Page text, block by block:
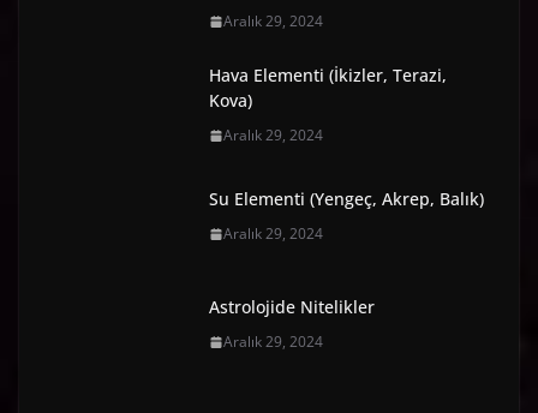
Aralık 29, 2024
Hava Elementi (İkizler, Terazi,
Kova)
Aralık 29, 2024
Su Elementi (Yengeç, Akrep, Balık)
Aralık 29, 2024
Astrolojide Nitelikler
Aralık 29, 2024